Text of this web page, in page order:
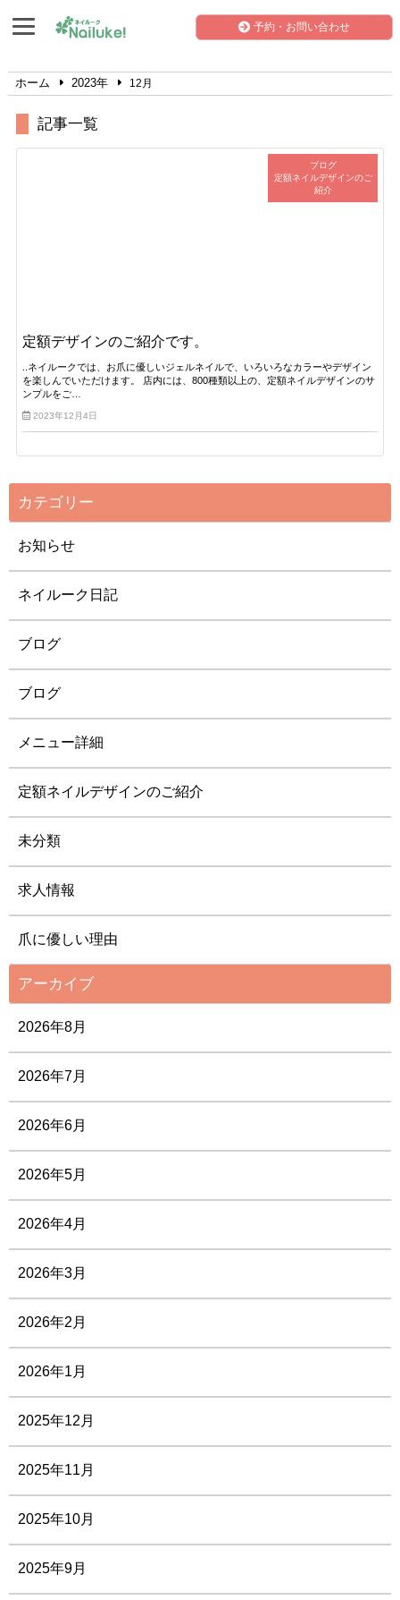
予約・お問い合わせ
ホーム 2023年 12月
記事一覧
ブログ
定額ネイルデザインのご
紹介
定額デザインのご紹介です。
..ネイルークでは、お爪に優しいジェルネイルで、いろいろなカラーやデザイン
を楽しんでいただけます。 店内には、800種類以上の、定額ネイルデザインのサ
ンプルをご…
2023年12月4日
カテゴリー
お知らせ
ネイルーク日記
ブログ
ブログ
メニュー詳細
定額ネイルデザインのご紹介
未分類
求人情報
爪に優しい理由
アーカイブ
2026年8月
2026年7月
2026年6月
2026年5月
2026年4月
2026年3月
2026年2月
2026年1月
2025年12月
2025年11月
2025年10月
2025年9月